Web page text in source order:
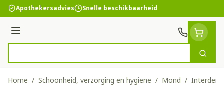
Ga naar de inhoud
Apothekersadvies Snelle beschikbaarheid
Menu
Zoek
Home / Schoonheid, verzorging en hygiëne / Mond /